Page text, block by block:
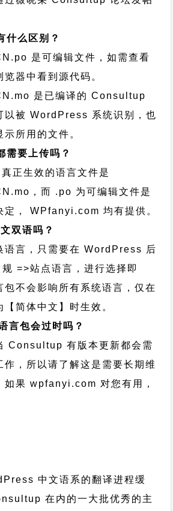
么区别？
是可编辑文件，如需查看
器中看到源代码。
是已编译的 Consultup
以被 WordPress 系统识别，也
所用的文件。
要上传吗？
正生效的语言文件是
，而 .po 为可编辑文件是
定， WPfanyi.com 均有提供。
双语吗？
语言，只需要在 WordPress 后
=>站点语言，进行选择即
包不会影响所有系统语言，仅在
简体中文】时生效。
包会过时吗？
Consultup 有版本更新都会需
作，所以请了解这是需要长期维
如果 wpfanyi.com 对您有用，
中文语系的翻译进程缓
在内的一大批优秀的主